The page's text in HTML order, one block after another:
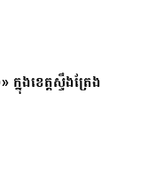
ងខេត្តស្ទឹងត្រែង